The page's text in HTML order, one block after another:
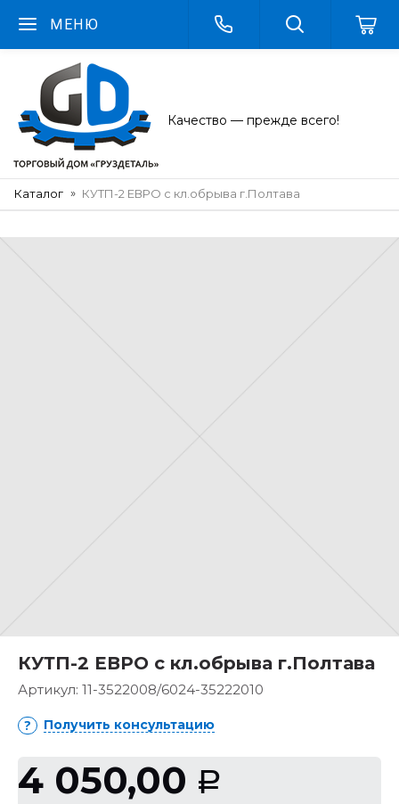
МЕНЮ
Качество — прежде всего!
Каталог КУТП-2 ЕВРО с кл.обрыва г.Полтава
КУТП-2 ЕВРО с кл.обрыва г.Полтава
Артикул: 11-3522008/6024-35222010
Получить консультацию
4 050,00 Р